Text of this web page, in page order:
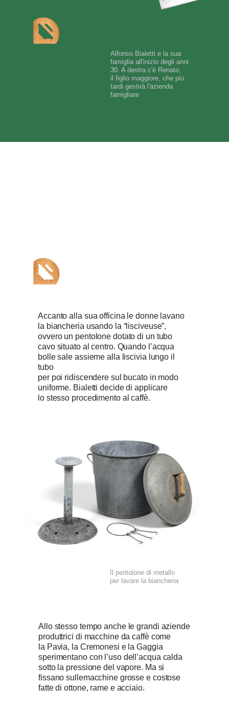
Alfonso Bialetti e la sua
famiglia all'inizio degli anni
30. A destra c'è Renato,
il figlio maggiore, che più
tardi gestirà l'azienda
famigliare
Accanto alla sua officina le donne lavano
la biancheria usando la “lisciveuse”,
ovvero un pentolone dotato di un tubo
cavo situato al centro. Quando l’acqua
bolle sale assieme alla liscivia lungo il
tubo
per poi ridiscendere sul bucato in modo
uniforme. Bialetti decide di applicare
lo stesso procedimento al caffè.
Il pentolone di metallo
per lavare la biancheria
Allo stesso tempo anche le grandi aziende
produttrici di macchine da caffè come
la Pavia, la Cremonesi e la Gaggia
sperimentano con l’uso dell’acqua calda
sotto la pressione del vapore. Ma si
fissano sullemacchine grosse e costose
fatte di ottone, rame e acciaio.